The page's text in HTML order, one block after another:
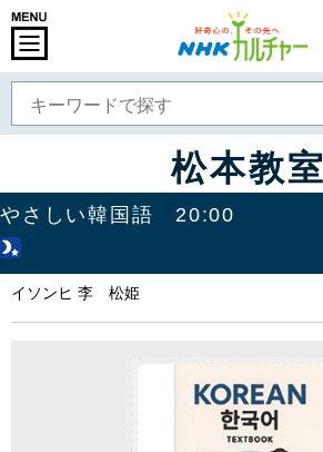
松本教室
やさしい韓国語 20:00
イソンヒ 李 松姫